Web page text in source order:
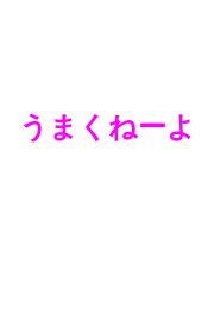
うまくねーよ